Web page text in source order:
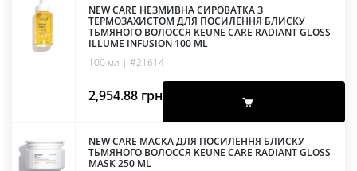
NEW CARE НЕЗМИВНА СИРОВАТКА З
ТЕРМОЗАХИСТОМ ДЛЯ ПОСИЛЕННЯ БЛИСКУ
ТЬМЯНОГО ВОЛОССЯ KEUNE CARE RADIANT GLOSS
ILLUME INFUSION 100 ML
100 мл | #21614
2,954.88 грн
NEW CARE МАСКА ДЛЯ ПОСИЛЕННЯ БЛИСКУ
ТЬМЯНОГО ВОЛОССЯ KEUNE CARE RADIANT GLOSS
MASK 250 ML